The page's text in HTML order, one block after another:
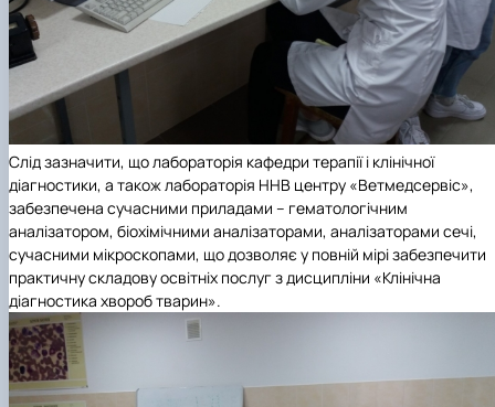
Слід зазначити, що лабораторія кафедри терапії і клінічної
діагностики, а також лабораторія ННВ центру «Ветмедсервіс»,
забезпечена сучасними приладами – гематологічним
аналізатором, біохімічними аналізаторами, аналізаторами сечі,
сучасними мікроскопами, що дозволяє у повній мірі забезпечити
практичну складову освітніх послуг з дисципліни «Клінічна
діагностика хвороб тварин».